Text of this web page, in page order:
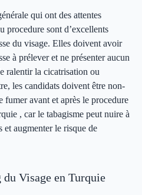
qui ont des attentes
procedure sont d’excellents
du visage. Elles doivent avoir
à prélever et ne présenter aucun
ralentir la cicatrisation ou
les candidats doivent être non-
fumer avant et après le procedure
, car le tabagisme peut nuire à
et augmenter le risque de
Visage en Turquie